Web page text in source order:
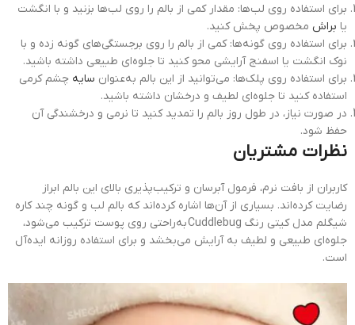
برای استفاده روی لب‌ها: مقدار کمی از بالم را روی لب‌ها بزنید و با انگشت
یا براش مخصوص پخش کنید.
برای استفاده روی گونه‌ها: کمی از بالم را روی برجستگی‌های گونه زده و با
نوک انگشت یا اسفنج آرایشی محو کنید تا جلوه‌ای طبیعی داشته باشید.
برای استفاده روی پلک‌ها: می‌توانید از این بالم به‌عنوان سایه چشم کرمی
استفاده کنید تا جلوه‌ای لطیف و درخشان داشته باشید.
در صورت نیاز، در طول روز بالم را تمدید کنید تا نرمی و درخشندگی آن
حفظ شود.
نظرات مشتریان
کاربران از بافت نرم، فرمول آبرسان و ترکیب‌پذیری بالای این بالم ابراز
رضایت کرده‌اند. بسیاری از آن‌ها اشاره کرده‌اند که بالم لب و گونه چند کاره
شیگلم مدل کیتی رنگ Cuddlebug به‌راحتی روی پوست ترکیب می‌شود،
جلوه‌ای طبیعی و لطیف به آرایش می‌بخشد و برای استفاده روزانه ایده‌آل
است.